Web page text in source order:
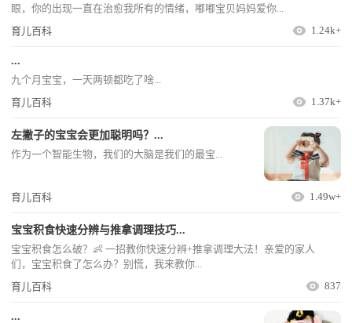
眼，你的出现一直在治愈我所有的情绪，嘟嘟宝贝妈妈爱你...
育儿百科
1.24k+
...
九个月宝宝，一天两顿都吃了啥...
育儿百科
1.37k+
左撇子的宝宝会更加聪明吗？...
作为一个智能生物，我们的大脑是我们的最宝...
育儿百科 1.49w+
宝宝积食快速分辨与推拿调理技巧...
宝宝积食怎么破？👶 一招教你快速分辨+推拿调理大法！亲爱的家人
们，宝宝积食了怎么办？别慌，我来教你...
育儿百科
837
...